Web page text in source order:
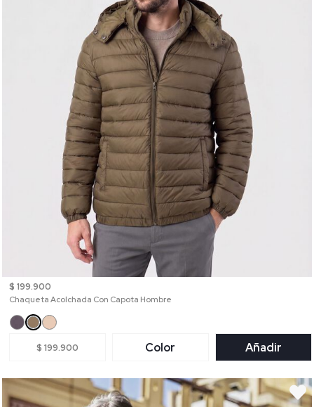
$ 199.900
Chaqueta Acolchada Con Capota Hombre
$ 199.900 Color Añadir